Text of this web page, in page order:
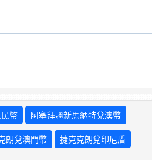
幣 阿塞拜疆新馬納特兌澳幣
朗兌澳門幣 捷克克朗兌印尼盾